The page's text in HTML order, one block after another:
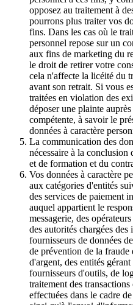
opposez au traitement à
pourrons plus traiter vos
fins. Dans les cas où le
personnel repose sur un
aux fins de marketing du
le droit de retirer votre
cela n'affecte la licéité du
avant son retrait. Si vous
traitées en violation des
déposer une plainte
compétente, à savoir le
données à caractère
La communication des
nécessaire à la
et de formation et du
Vos données à caractère
aux catégories d'entités
des services de paiement
auquel appartient le
messagerie, des
des autorités chargées
fournisseurs de données
de prévention de la
d'argent, des entités
fournisseurs d'outils, de
traitement des
effectuées dans le cadre